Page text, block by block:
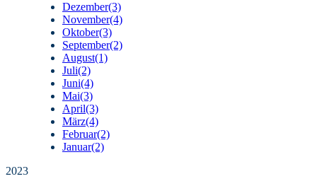
Dezember(3)
November(4)
Oktober(3)
September(2)
August(1)
Juli(2)
Juni(4)
Mai(3)
April(3)
März(4)
Februar(2)
Januar(2)
2023